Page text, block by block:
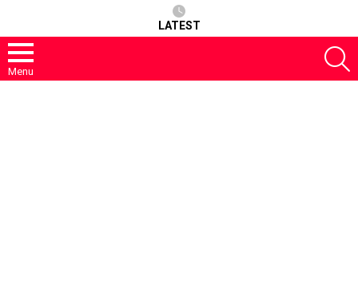
LATEST
Menu